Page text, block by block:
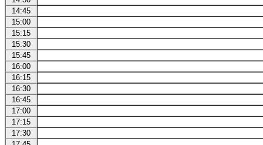
14:45
15:00
15:15
15:30
15:45
16:00
16:15
16:30
16:45
17:00
17:15
17:30